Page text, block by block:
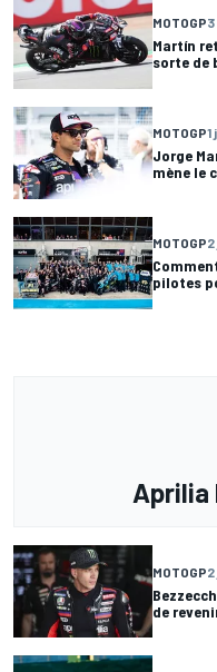
MOTOGP3
Martín
sorte de
MOTOGP1 j
Jorge
mène le
MOTOGP2
pilotes
Aprilia
MOTOGP2
de